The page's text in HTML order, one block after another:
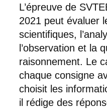
L’épreuve de
2021 peut évaluer
scientifiques,
l’observation et la
raisonnement. Le
chaque consigne
choisit les
il rédige des